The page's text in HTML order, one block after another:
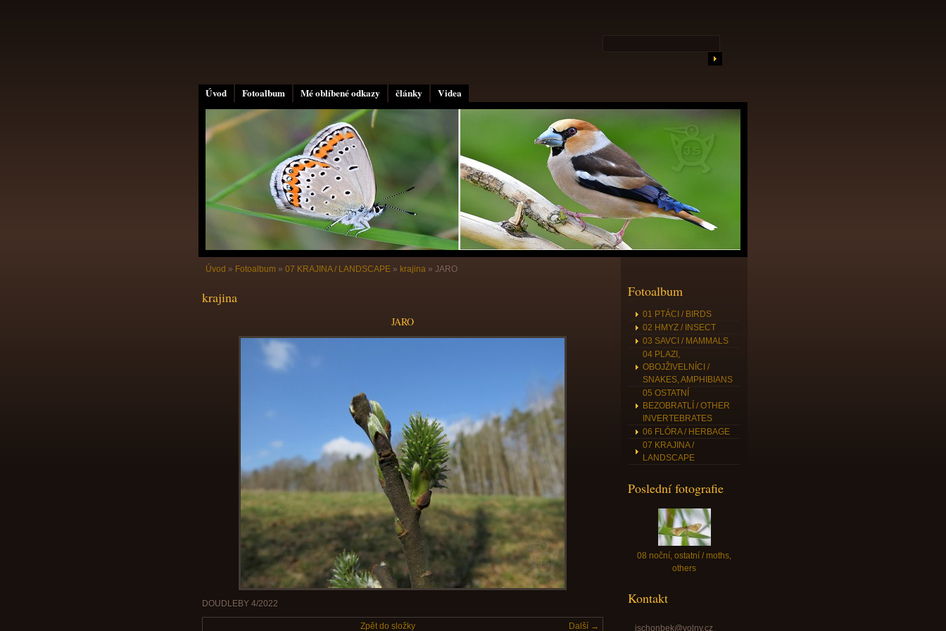
Úvod Fotoalbum Mé oblíbené odkazy články Videa
Úvod » Fotoalbum » 07 KRAJINA / LANDSCAPE » krajina » JARO
krajina
JARO
DOUDLEBY 4/2022
Další →
Zpět do složky
Fotoalbum
01 PTÁCI / BIRDS
02 HMYZ / INSECT
03 SAVCI / MAMMALS
04 PLAZI,
OBOJŽIVELNÍCI /
SNAKES, AMPHIBIANS
05 OSTATNÍ
BEZOBRATLÍ / OTHER
INVERTEBRATES
06 FLÓRA / HERBAGE
07 KRAJINA /
LANDSCAPE
Poslední fotografie
08 noční, ostatní / moths,
others
Kontakt
jschonbek@volny.cz